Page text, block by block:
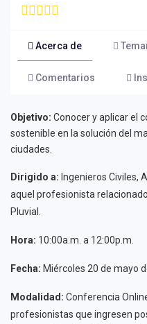
Acerca de
Comentarios
Objetivo: Conocer y aplicar el
sostenible en la solución del
ciudades.
Dirigido a: Ingenieros Civiles,
aquel profesionista
Pluvial.
Hora: 10:00a.m. a 12:00p.m.
Fecha: Miércoles 20 de mayo
Modalidad: Conferencia
profesionistas que ingresen